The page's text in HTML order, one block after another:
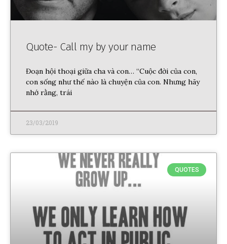
Quote- Call my by your name
Đoạn hội thoại giữa cha và con… “Cuộc đời của con,
con sống như thế nào là chuyện của con. Nhưng hãy
nhớ rằng, trái
23/03/2019
QUOTES